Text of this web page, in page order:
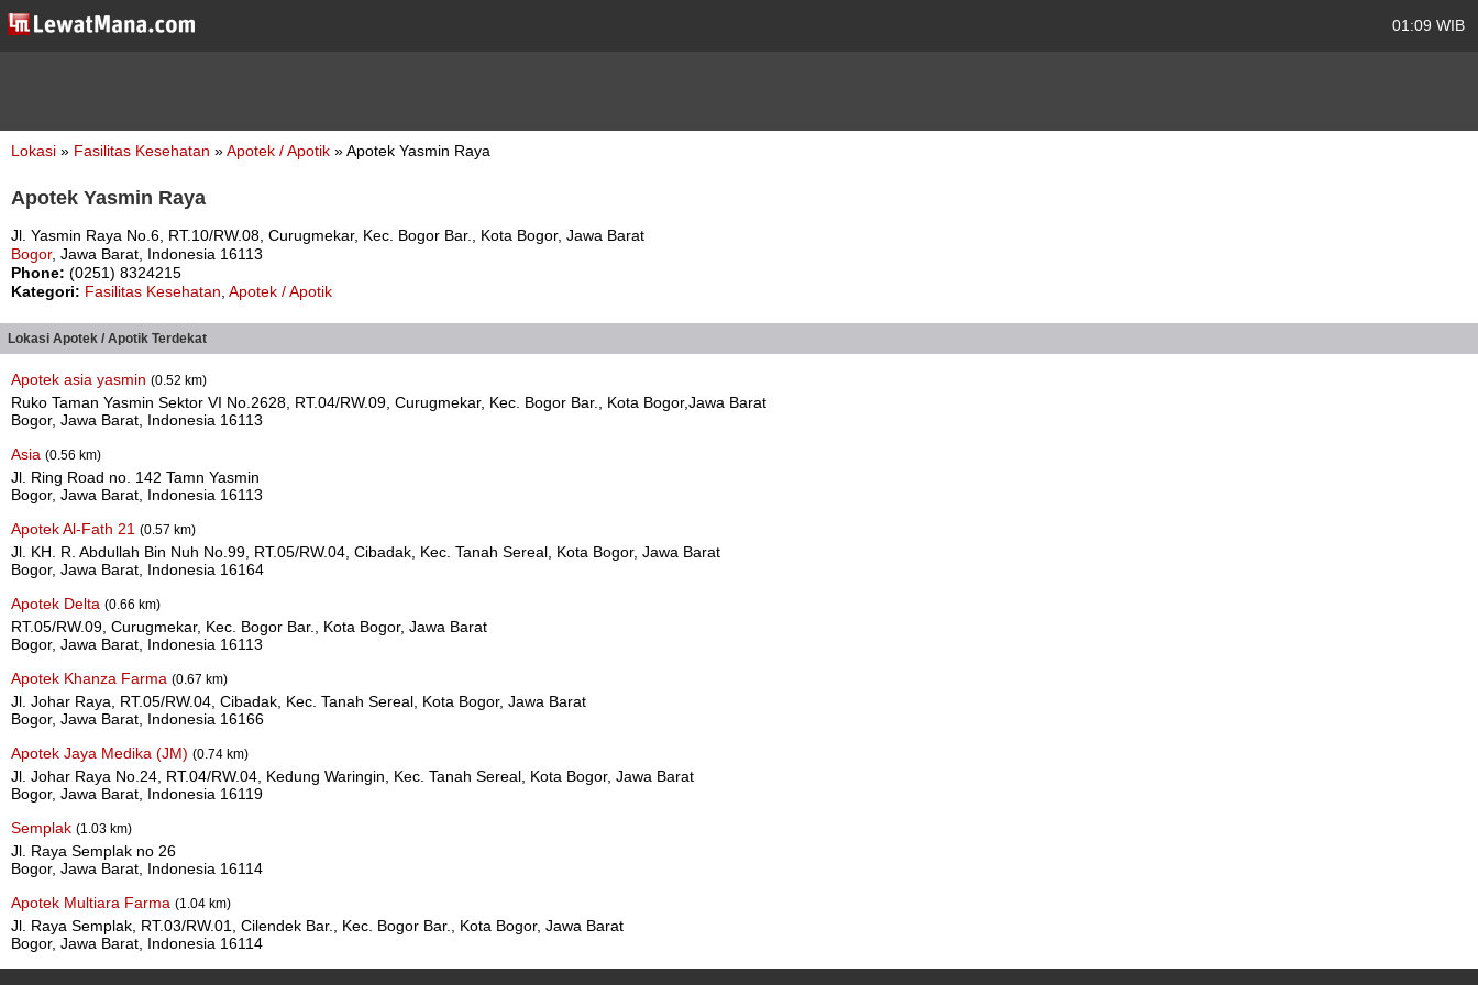
01:09 WIB
Lokasi » Fasilitas Kesehatan »Apotek / Apotik » Apotek Yasmin Raya
Apotek Yasmin Raya
Jl. Yasmin Raya No.6, RT.10/RW.08, Curugmekar, Kec. Bogor Bar., Kota Bogor, Jawa Barat
Bogor, Jawa Barat, Indonesia 16113
Phone: (0251) 8324215
Kategori: Fasilitas Kesehatan Apotek / Apotik
Lokasi Apotek / Apotik Terdekat
Apotek asia yasmin (0.52 km)
Ruko Taman Yasmin Sektor VI No.2628, RT.04/RW.09, Curugmekar, Kec. Bogor Bar., Kota Bogor,Jawa Barat
Bogor, Jawa Barat, Indonesia 16113
Asia (0.56 km)
Jl. Ring Road no. 142 Tamn Yasmin
Bogor, Jawa Barat, Indonesia 16113
Apotek Al-Fath 21 (0.57 km)
Jl. KH. R. Abdullah Bin Nuh No.99, RT.05/RW.04, Cibadak, Kec. Tanah Sereal, Kota Bogor, Jawa Barat
Bogor, Jawa Barat, Indonesia 16164
Apotek Delta (0.66 km)
RT.05/RW.09, Curugmekar, Kec. Bogor Bar., Kota Bogor, Jawa Barat
Bogor, Jawa Barat, Indonesia 16113
Apotek Khanza Farma (0.67 km)
Jl. Johar Raya, RT.05/RW.04, Cibadak, Kec. Tanah Sereal, Kota Bogor, Jawa Barat
Bogor, Jawa Barat, Indonesia 16166
Apotek Jaya Medika (JM) (0.74 km)
Jl. Johar Raya No.24, RT.04/RW.04, Kedung Waringin, Kec. Tanah Sereal, Kota Bogor, Jawa Barat
Bogor, Jawa Barat, Indonesia 16119
Semplak (1.03 km)
Jl. Raya Semplak no 26
Bogor, Jawa Barat, Indonesia 16114
Apotek Multiara Farma (1.04 km)
Jl. Raya Semplak, RT.03/RW.01, Cilendek Bar., Kec. Bogor Bar., Kota Bogor, Jawa Barat
Bogor, Jawa Barat, Indonesia 16114